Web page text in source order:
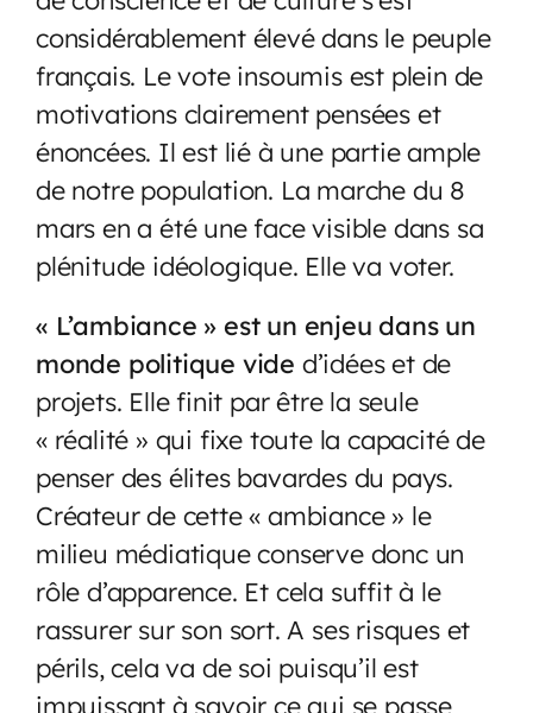
considérablement élevé dans le peuple
français. Le vote insoumis est plein de
motivations clairement pensées et
énoncées. Il est lié à une partie ample
de notre population. La marche du 8
mars en a été une face visible dans sa
plénitude idéologique. Elle va voter.
« L’ambiance » est un enjeu dans un
monde politique vide d’idées et de
projets. Elle finit par être la seule
« réalité » qui fixe toute la capacité de
penser des élites bavardes du pays.
Créateur de cette « ambiance » le
milieu médiatique conserve donc un
rôle d’apparence. Et cela suffit à le
rassurer sur son sort. A ses risques et
périls, cela va de soi puisqu’il est
impuissant à savoir ce qui se passe